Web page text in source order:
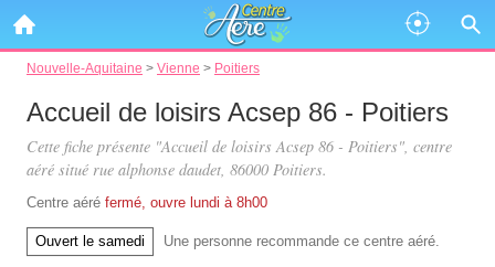
Nouvelle-Aquitaine > Vienne > Poitiers
Accueil de loisirs Acsep 86 - Poitiers
Cette fiche présente "Accueil de loisirs Acsep 86 - Poitiers", centre
aéré situé rue alphonse daudet, 86000 Poitiers.
Centre aéré fermé, ouvre lundi à 8h00
Ouvert le samedi Une personne recommande ce centre aéré.